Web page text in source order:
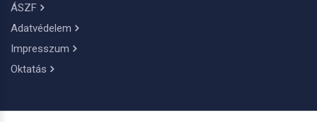
ÁSZF
Adatvédelem
Impresszum
Oktatás